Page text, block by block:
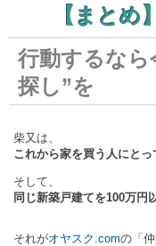
【まとめ】
行動するなら
探し”を
柴又は、
これから家を買う人にと
そして、
同じ新築戸建てを100万円
それがオヤスク.comの「仲